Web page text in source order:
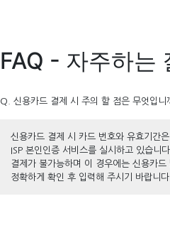
FAQ - 자주하는
Q. 신용카드 결제 시 주의 할 점은 무엇입니
신용카드 결제 시 카드 번호와 유효기간
ISP 본인인증 서비스를 실시하고 있습니
결제가 불가능하며 이 경우에는 신용카
정확하게 확인 후 입력해 주시기 바랍니다.